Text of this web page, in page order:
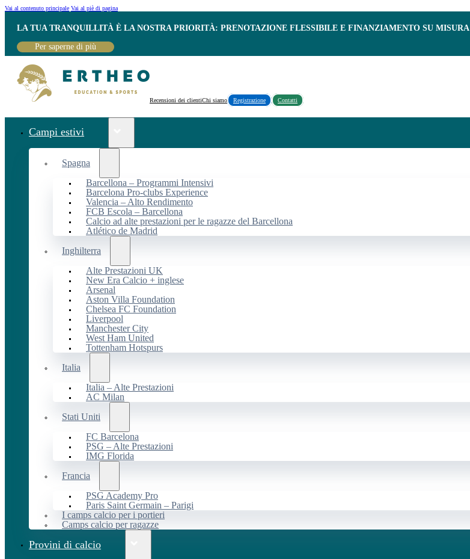
Vai al contenuto principale Vai al piè di pagina
LA TUA TRANQUILLITÀ È LA NOSTRA PRIORITÀ: PRENOTAZIONE FLESSIBILE E FINANZIAMENTO SU MISURA
Per saperne di più
Recensioni dei clientiChi siamo Registrazione Contatti
Campi estivi
Spagna
Barcellona – Programmi Intensivi
Barcelona Pro-clubs Experience
Valencia – Alto Rendimento
FCB Escola – Barcellona
Calcio ad alte prestazioni per le ragazze del Barcellona
Atlético de Madrid
Inghilterra
Alte Prestazioni UK
New Era Calcio + inglese
Arsenal
Aston Villa Foundation
Chelsea FC Foundation
Liverpool
Manchester City
West Ham United
Tottenham Hotspurs
Italia
Italia – Alte Prestazioni
AC Milan
Stati Uniti
FC Barcelona
PSG – Alte Prestazioni
IMG Florida
Francia
PSG Academy Pro
Paris Saint Germain – Parigi
I camps calcio per i portieri
Camps calcio per ragazze
Provini di calcio